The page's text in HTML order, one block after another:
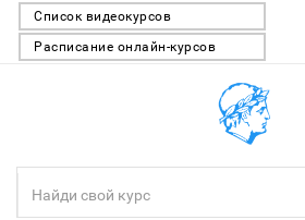
Список видеокурсов
Расписание онлайн-курсов